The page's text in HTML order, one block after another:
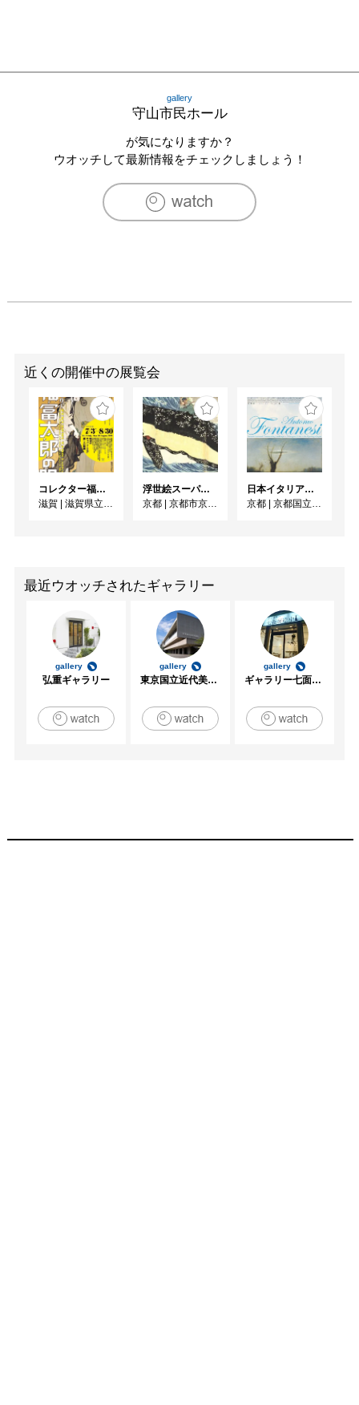
gallery
守山市民ホール
が気になりますか？
ウオッチして最新情報をチェックしましょう！
近くの開催中の展覧会
コレクター福富太郎の眼 昭和のキャバレー王が愛した絵画
滋賀 | 滋賀県立美術館
浮世絵スーパークリエイター 歌川国芳展
京都 | 京都市京セラ美術館
日本イタリア国交樹立160周年記念／フォンタネージ来日150周年記念 フォンタネージーイタリアの光・心の風景
京都 | 京都国立近代美術館
最近ウオッチされたギャラリー
gallery
弘重ギャラリー
gallery
東京国立近代美術館
gallery
ギャラリー七面坂途中